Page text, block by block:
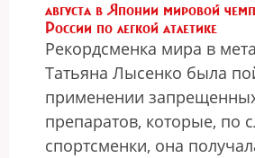
августа в Японии мировой
России по легкой атлетике
Рекордсменка мира в
Татьяна Лысенко была
применении
препаратов, которые, по
спортсменки, она